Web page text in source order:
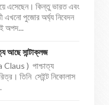
এসেছেন। কিন্তু ভারত এবং
এখনো পুজোর অর্ঘ্য নিবেদন
অপদ...
আছে সান্টাক্লজ
Claus ) পাশ্চাত্য
তিনি সেইন্ট নিকোলাস